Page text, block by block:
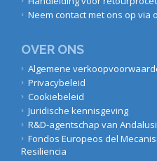
Neem contact met ons op via
OVER ONS
Algemene
Privacybeleid
Cookiebeleid
Juridische kennisgeving
R&D-agentschap van
Fondos Europeos del
Resiliencia